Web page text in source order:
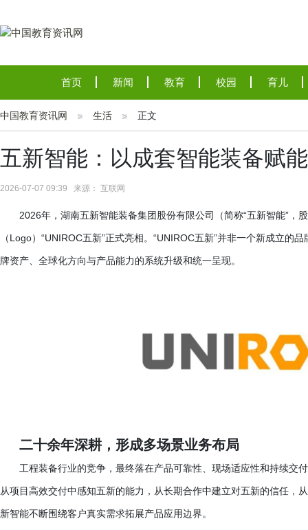
首页 新闻 教育 校园 育儿
中国教育资讯网 生活 正文
五新智能：以成套智能装备赋
2026-07-07 09:39 来源： 互联网
2026年，湖南五新智能装备集团股份有限公司（简称“五新智能”，
（Logo）“UNIROC五新”正式亮相。“UNIROC五新”并非一个新成立的
牌资产、全球化方向与产品能力的系统升级和统一呈现。
二十余年深耕，形成多场景业务布局
工程装备行业的竞争，最终落在产品可靠性、现场适应性和持续交
从项目高效交付中感知五新的能力，从长期合作中建立对五新的信任，
新智能不断围绕客户真实需求拓展产品应用边界。